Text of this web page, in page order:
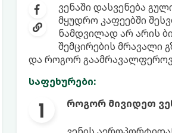
ვენაში დასვენება
მყუდრო კაფეებში
ნამდვილად არ არის
შემცირების მრავალი
და როგორ
საფეხურები:
როგორ მივიდეთ